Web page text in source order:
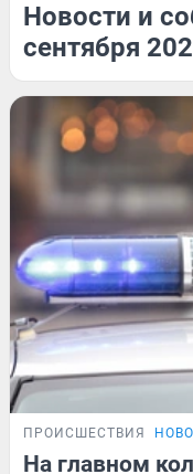
Новости и
сентября
ПРОИСШЕСТВИЯ
На главном